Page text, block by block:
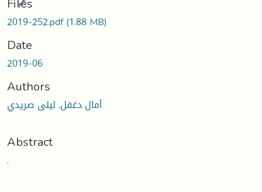
2019-252.pdf(1.88 MB)
Date
2019-06
Authors
أمال دغفل, ليلى صريدي
Abstract
.